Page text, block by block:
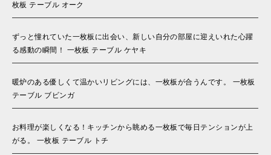
枚板 テーブル オーク
ずっと憧れていた一枚板に出会い、新しい自分の部屋に迎えいれた心躍
る感動の瞬間！ 一枚板 テーブル ケヤキ
暖炉のある優しくて温かいリビングには、一枚板が合うんです。 一枚板
テーブル ブビンガ
お料理が楽しくなる！キッチンから眺める一枚板で毎日テンションが上
がる。 一枚板 テーブル トチ